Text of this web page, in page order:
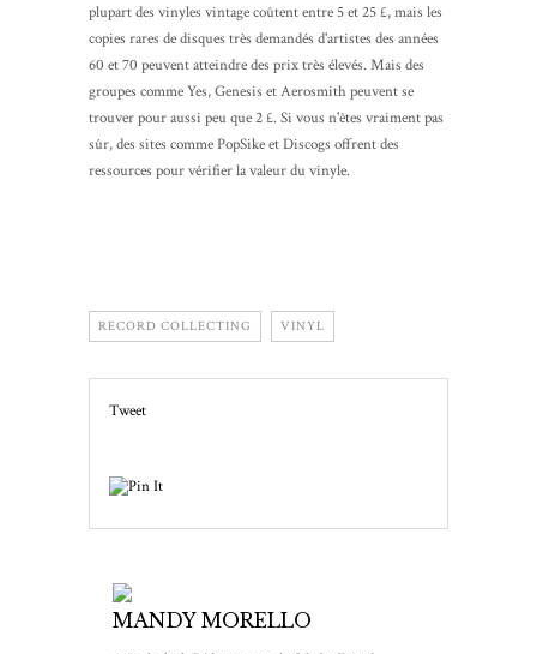
plupart des vinyles vintage coûtent entre 5 et 25 £, mais les
copies rares de disques très demandés d'artistes des années
60 et 70 peuvent atteindre des prix très élevés. Mais des
groupes comme Yes, Genesis et Aerosmith peuvent se
trouver pour aussi peu que 2 £. Si vous n'êtes vraiment pas
sûr, des sites comme PopSike et Discogs offrent des
ressources pour vérifier la valeur du vinyle.
RECORD COLLECTING VINYL
Tweet
MANDY MORELLO